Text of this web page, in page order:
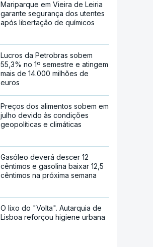
Mariparque em Vieira de Leiria
garante segurança dos utentes
após libertação de químicos
Lucros da Petrobras sobem
55,3% no 1º semestre e atingem
mais de 14.000 milhões de
euros
Preços dos alimentos sobem em
julho devido às condições
geopolíticas e climáticas
Gasóleo deverá descer 12
cêntimos e gasolina baixar 12,5
cêntimos na próxima semana
O lixo do "Volta". Autarquia de
Lisboa reforçou higiene urbana